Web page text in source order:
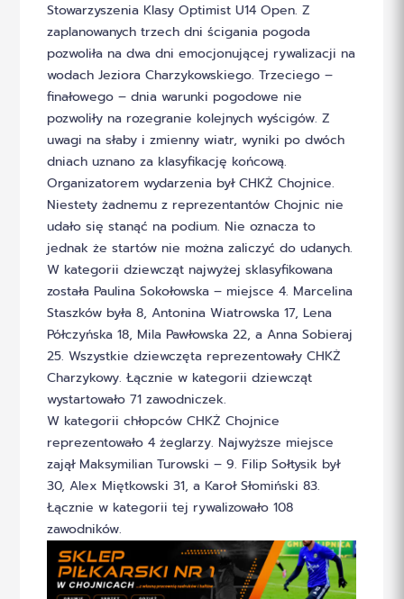
Stowarzyszenia Klasy Optimist U14 Open. Z
zaplanowanych trzech dni ścigania pogoda
pozwoliła na dwa dni emocjonującej rywalizacji na
wodach Jeziora Charzykowskiego. Trzeciego –
finałowego – dnia warunki pogodowe nie
pozwoliły na rozegranie kolejnych wyścigów. Z
uwagi na słaby i zmienny wiatr, wyniki po dwóch
dniach uznano za klasyfikację końcową.
Organizatorem wydarzenia był CHKŻ Chojnice.
Niestety żadnemu z reprezentantów Chojnic nie
udało się stanąć na podium. Nie oznacza to
jednak że startów nie można zaliczyć do udanych.
W kategorii dziewcząt najwyżej sklasyfikowana
została Paulina Sokołowska – miejsce 4. Marcelina
Staszków była 8, Antonina Wiatrowska 17, Lena
Półczyńska 18, Mila Pawłowska 22, a Anna Sobieraj
25. Wszystkie dziewczęta reprezentowały CHKŻ
Charzykowy. Łącznie w kategorii dziewcząt
wystartowało 71 zawodniczek.
W kategorii chłopców CHKŻ Chojnice
reprezentowało 4 żeglarzy. Najwyższe miejsce
zajął Maksymilian Turowski – 9. Filip Sołtysik był
30, Alex Miętkowski 31, a Karoł Słomiński 83.
Łącznie w kategorii tej rywalizowało 108
zawodników.